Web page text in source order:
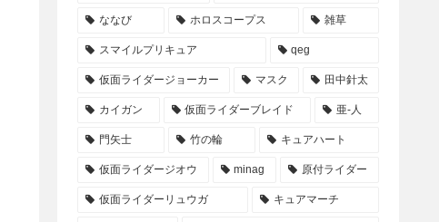
ななび ホロスコープス 雑草
スマイルプリキュア qeg
仮面ライダージョーカー マスク 田中針太
カイガン 仮面ライダーブレイド 亜-人
門矢士 竹の輪 キュアハート
仮面ライダージオウ minag 原付ライダー
仮面ライダーリュウガ キュアマーチ